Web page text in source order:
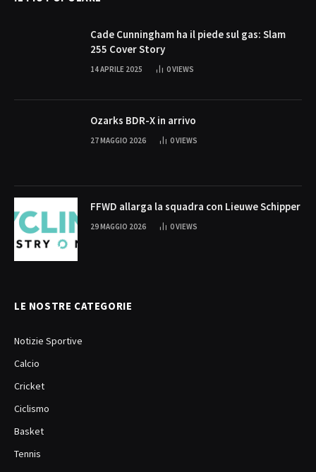
Cade Cunningham ha il piede sul gas: Slam
255 Cover Story
14 APRILE 2025 0VIEWS
Ozarks BDR-X in arrivo
27 MAGGIO 2026 0VIEWS
FFWD allarga la squadra con Lieuwe Schipper
29 MAGGIO 2026 0VIEWS
LE NOSTRE CATEGORIE
Notizie Sportive
Calcio
Cricket
Ciclismo
Basket
Tennis